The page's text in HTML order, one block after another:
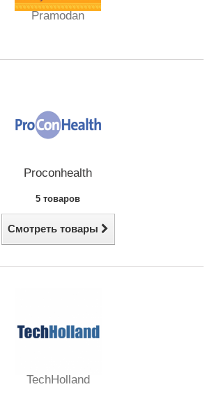
Pramodan
Proconhealth
5 товаров
Смотреть товары
TechHolland